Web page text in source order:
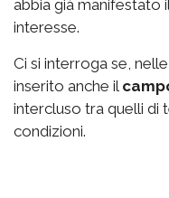
abbia già manifestato
interesse.
Ci si interroga se,
inserito anche il
intercluso tra quelli di
condizioni.